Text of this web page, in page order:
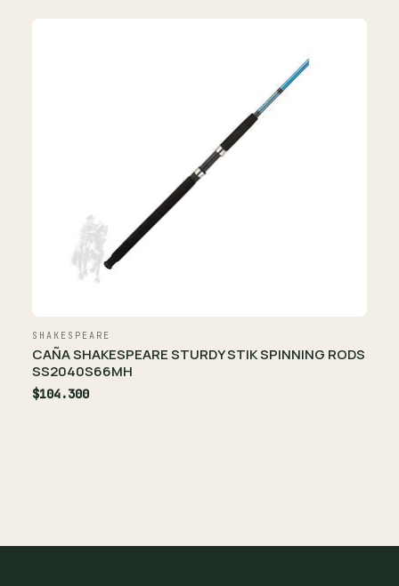
SHAKESPEARE
CAÑA SHAKESPEARE STURDY STIK SPINNING RODS
SS2040S66MH
$104.300